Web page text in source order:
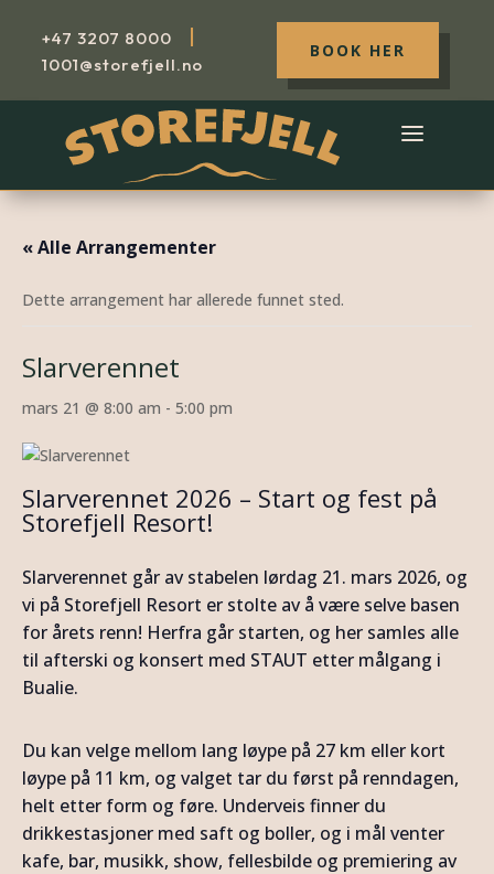
+47 3207 8000 |
1001@storefjell.no
BOOK HER
« Alle Arrangementer
Dette arrangement har allerede funnet sted.
Slarverennet
mars 21 @ 8:00 am - 5:00 pm
Slarverennet 2026 – Start og fest på
Storefjell Resort!
Slarverennet går av stabelen lørdag 21. mars 2026, og
vi på Storefjell Resort er stolte av å være selve basen
for årets renn! Herfra går starten, og her samles alle
til afterski og konsert med STAUT etter målgang i
Bualie.
Du kan velge mellom lang løype på 27 km eller kort
løype på 11 km, og valget tar du først på renndagen,
helt etter form og føre. Underveis finner du
drikkestasjoner med saft og boller, og i mål venter
kafe, bar, musikk, show, fellesbilde og premiering av